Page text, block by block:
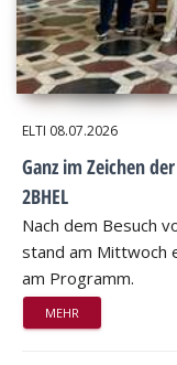
ELTI 08.07.2026
Ganz im Zeichen
2BHEL
Nach dem Besuch
stand am Mittwoch
am Programm.
MEHR